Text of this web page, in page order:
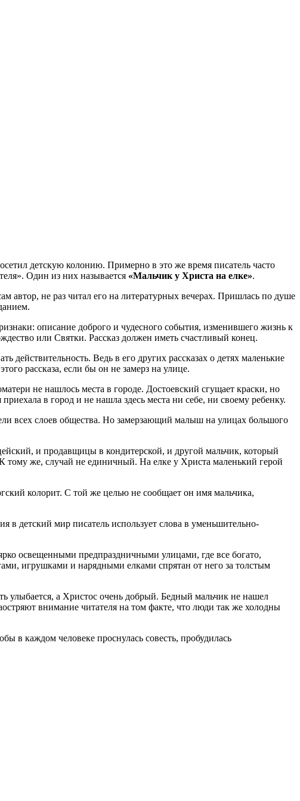
детскую колонию. Примерно в это же время писатель часто
Один из них называется «Мальчик у Христа на елке».
автор, не раз читал его на литературных вечерах. Пришлась по душе
описание доброго и чудесного события, изменившего жизнь к
или Святки. Рассказ должен иметь счастливый конец.
Ведь в его других рассказах о детях маленькие
рассказа, если бы он не замерз на улице.
не нашлось места в городе. Достоевский сгущает краски, но
в город и не нашла здесь места ни себе, ни своему ребенку.
всех слоев общества. Но замерзающий малыш на улицах большого
и продавщицы в кондитерской, и другой мальчик, который
тому же, случай не единичный. На елке у Христа маленький герой
колорит. С той же целью не сообщает он имя мальчика,
в детский мир писатель использует слова в уменьшительно-
освещенными предпраздничными улицами, где все богато,
игрушками и нарядными елками спрятан от него за толстым
улыбается, а Христос очень добрый. Бедный мальчик не нашел
внимание читателя на том факте, что люди так же холодны
в каждом человеке проснулась совесть, пробудилась